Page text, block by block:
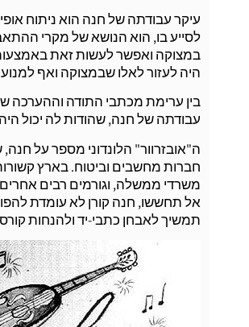
עיקר עבודתה של חנה הוא ניתוח
לסייע בו, הוא הנושא של מקרי
במצוקה ואפשר לעשות זאת באמצעות
היה לעזור לאלו שבמצוקה ואף
בין ערימת מכתבי התודה וההערכה
עבודתה של חנה, שהודות לה יכול
ה"אובזרוור" הלונדוני מספר על
משרדי ממשלה, וגורמים רבים
אל תחששו, חנה קורן לא עומדת
תמשיך לאבחן כתבי-יד ולהנחות